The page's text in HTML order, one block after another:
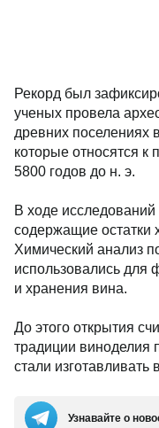
Рекорд был
ученых провела
древних поселениях
которые относятся к
5800 годов до н. э.
В ходе
содержащие остатки
Химический анализ
использовались для
и хранения вина.
До этого открытия
традиции виноделия
стали изготавливать
Узнавайте о